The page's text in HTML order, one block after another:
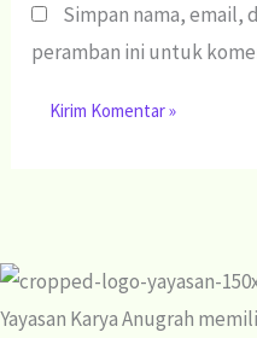
Simpan nama, email,
peramban ini untuk
Yayasan Karya Anugrah